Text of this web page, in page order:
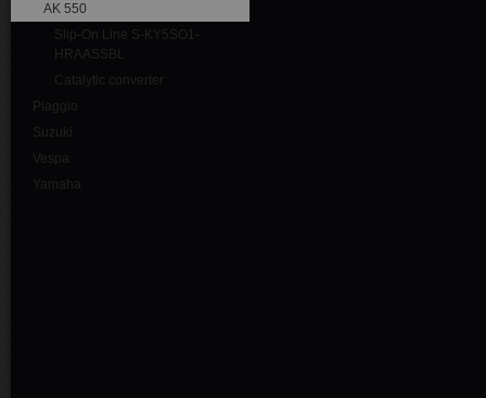
AK 550
Slip-On Line S-KY5SO1-
HRAASSBL
Catalytic converter
Piaggio
Suzuki
Vespa
Yamaha